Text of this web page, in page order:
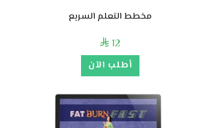
مخطط التعلم السريع
12
أطلب الآن